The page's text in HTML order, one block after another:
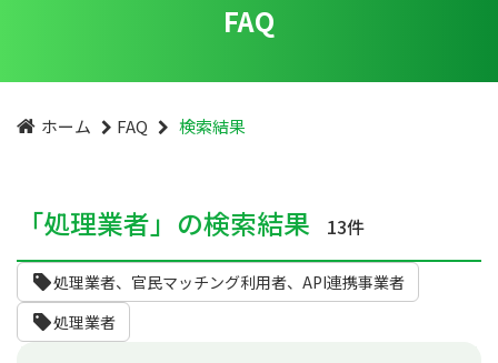
FAQ
ホーム FAQ 検索結果
「処理業者」の検索結果 13件
処理業者、官民マッチング利用者、API連携事業者
処理業者